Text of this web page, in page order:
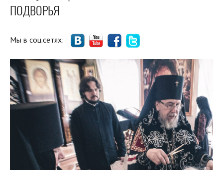
ПОДВОРЬЯ
Мы в соц.сетях: